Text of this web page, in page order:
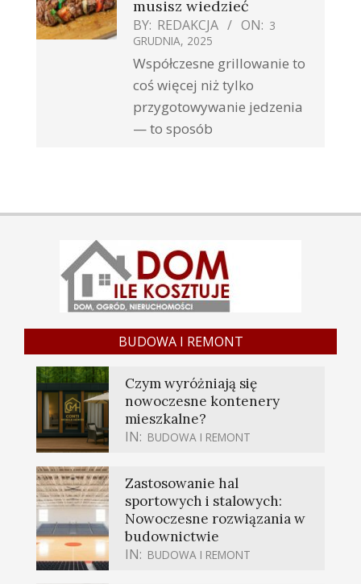
musisz wiedzieć
BY: REDAKCJA ON: 3
GRUDNIA, 2025
Współczesne grillowanie to
coś więcej niż tylko
przygotowywanie jedzenia
— to sposób
BUDOWA I REMONT
Czym wyróżniają się
nowoczesne kontenery
mieszkalne?
IN: BUDOWA I REMONT
Zastosowanie hal
sportowych i stalowych:
Nowoczesne rozwiązania w
budownictwie
IN: BUDOWA I REMONT